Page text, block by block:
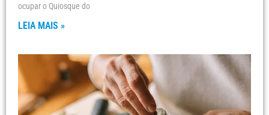
ocupar o Quiosque do
LEIA MAIS »